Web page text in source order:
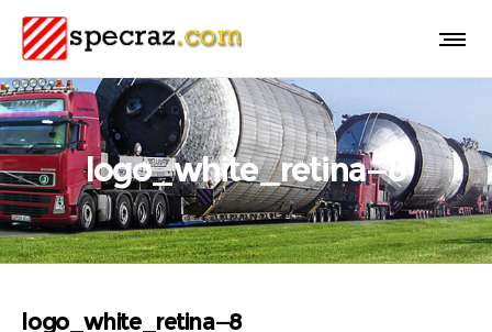
logo_white_retina—8
logo_white_retina—8